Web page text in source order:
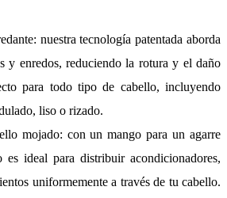
nuestra tecnología patentada aborda
y enredos, reduciendo la rotura y el daño
para todo tipo de cabello, incluyendo
liso o rizado.
mojado: con un mango para un agarre
es ideal para distribuir acondicionadores,
uniformemente a través de tu cabello.